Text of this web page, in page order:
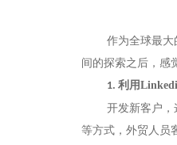
作为全球最大
间的探索之后，感
1. 利用
开发新客户，
等方式，外贸人员